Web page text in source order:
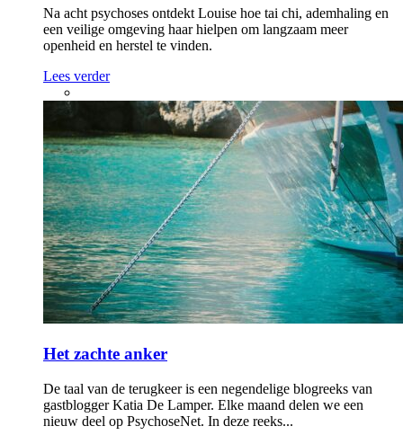
Na acht psychoses ontdekt Louise hoe tai chi, ademhaling en
een veilige omgeving haar hielpen om langzaam meer
openheid en herstel te vinden.
Lees verder
Het zachte anker
De taal van de terugkeer is een negendelige blogreeks van
gastblogger Katia De Lamper. Elke maand delen we een
nieuw deel op PsychoseNet. In deze reeks...